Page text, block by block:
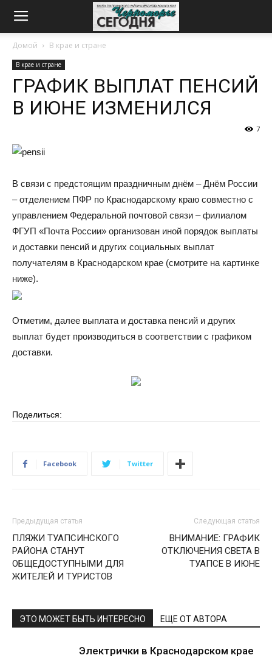
Домой В крае и стране
В крае и стране
ГРАФИК ВЫПЛАТ ПЕНСИЙ
В ИЮНЕ ИЗМЕНИЛСЯ
7
В связи с предстоящим праздничным днём – Днём России
– отделением ПФР по Краснодарскому краю совместно с
управлением Федеральной почтовой связи – филиалом
ФГУП «Почта России» организован иной порядок выплаты
и доставки пенсий и других социальных выплат
получателям в Краснодарском крае (смотрите на картинке
ниже).
Отметим, далее выплата и доставка пенсий и других
выплат будет производиться в соответствии с графиком
доставки.
Поделиться:
Facebook Twitter
Предыдущая статья
ПЛЯЖИ ТУАПСИНСКОГО
РАЙОНА СТАНУТ
ОБЩЕДОСТУПНЫМИ ДЛЯ
ЖИТЕЛЕЙ И ТУРИСТОВ
Следующая статья
ВНИМАНИЕ: ГРАФИК
ОТКЛЮЧЕНИЯ СВЕТА В
ТУАПСЕ В ИЮНЕ
ЭТО МОЖЕТ БЫТЬ ИНТЕРЕСНО ЕЩЕ ОТ АВТОРА
Электрички в Краснодарском крае